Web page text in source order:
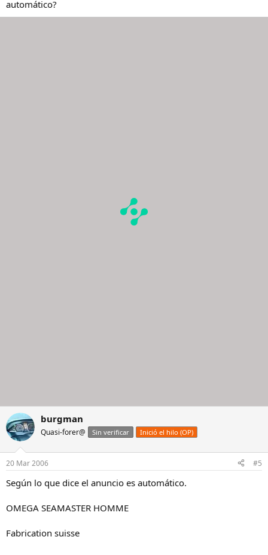
automático?
burgman
Quasi-forer@ Sin verificar Inició el hilo (OP)
20 Mar 2006 #5
Según lo que dice el anuncio es automático.
OMEGA SEAMASTER HOMME
Fabrication suisse